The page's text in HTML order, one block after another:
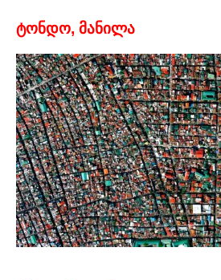
ტონდო, მანილა